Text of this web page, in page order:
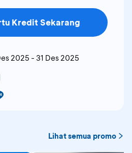
Kredit Sekarang
2025 - 31 Des 2025
Lihat semua promo